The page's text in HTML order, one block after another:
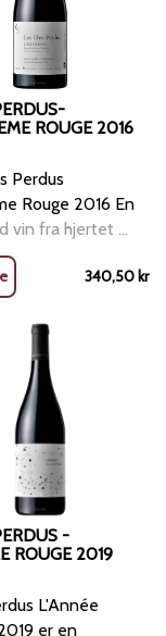
ROUGE 2016
Perdus
Rouge 2016 En
vin fra hjertet af
Clos Perdus
Rouge 2016 er
og sofistikeret
Languedoc-
regionen i
Denne vin er
af økologisk
og minimal
340,50kr
-
ROUGE 2019
L'Année
er en